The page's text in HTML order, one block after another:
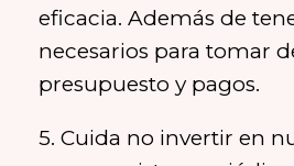
eficacia. Además de
necesarios para tomar
presupuesto y pagos.
5. Cuida no invertir en